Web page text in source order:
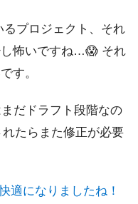
プロジェクト、それ
怖いですね…😱 それ
す。
だドラフト段階なの
たらまた修正が必要
適になりましたね！